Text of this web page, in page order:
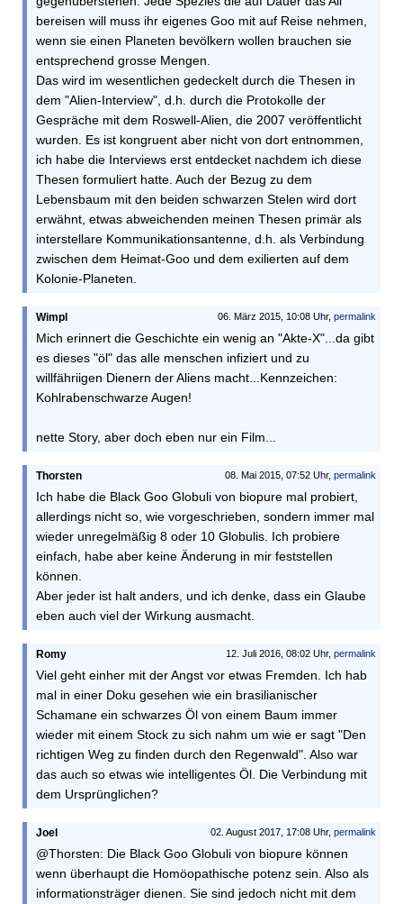
bereisen will muss ihr eigenes Goo mit auf Reise nehmen,
wenn sie einen Planeten bevölkern wollen brauchen sie
entsprechend grosse Mengen.
Das wird im wesentlichen gedeckelt durch die Thesen in
dem "Alien-Interview", d.h. durch die Protokolle der
Gespräche mit dem Roswell-Alien, die 2007 veröffentlicht
wurden. Es ist kongruent aber nicht von dort entnommen,
ich habe die Interviews erst entdecket nachdem ich diese
Thesen formuliert hatte. Auch der Bezug zu dem
Lebensbaum mit den beiden schwarzen Stelen wird dort
erwähnt, etwas abweichenden meinen Thesen primär als
interstellare Kommunikationsantenne, d.h. als Verbindung
zwischen dem Heimat-Goo und dem exilierten auf dem
Kolonie-Planeten.
06. März 2015, 10:08 Uhr, permalink
Wimpl
Mich erinnert die Geschichte ein wenig an "Akte-X"...da gibt
es dieses "öl" das alle menschen infiziert und zu
willfähriigen Dienern der Aliens macht...Kennzeichen:
Kohlrabenschwarze Augen!
nette Story, aber doch eben nur ein Film...
08. Mai 2015, 07:52 Uhr, permalink
Thorsten
Ich habe die Black Goo Globuli von biopure mal probiert,
allerdings nicht so, wie vorgeschrieben, sondern immer mal
wieder unregelmäßig 8 oder 10 Globulis. Ich probiere
einfach, habe aber keine Änderung in mir feststellen
können.
Aber jeder ist halt anders, und ich denke, dass ein Glaube
eben auch viel der Wirkung ausmacht.
12. Juli 2016, 08:02 Uhr, permalink
Romy
Viel geht einher mit der Angst vor etwas Fremden. Ich hab
mal in einer Doku gesehen wie ein brasilianischer
Schamane ein schwarzes Öl von einem Baum immer
wieder mit einem Stock zu sich nahm um wie er sagt "Den
richtigen Weg zu finden durch den Regenwald". Also war
das auch so etwas wie intelligentes Öl. Die Verbindung mit
dem Ursprünglichen?
02. August 2017, 17:08 Uhr, permalink
Joel
@Thorsten: Die Black Goo Globuli von biopure können
wenn überhaupt die Homöopathische potenz sein. Also als
informationsträger dienen. Sie sind jedoch nicht mit dem